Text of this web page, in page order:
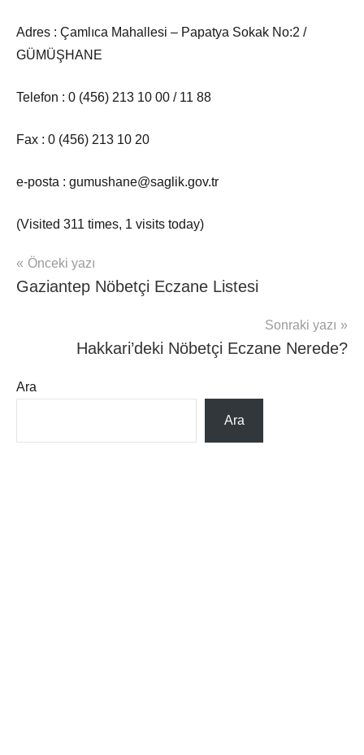
Adres : Çamlıca Mahallesi – Papatya Sokak No:2 /
GÜMÜŞHANE
Telefon : 0 (456) 213 10 00 / 11 88
Fax : 0 (456) 213 10 20
e-posta : gumushane@saglik.gov.tr
(Visited 311 times, 1 visits today)
nöbetçi
eczaneler
Yazı
gezinmesi
Önceki yazı
Gaziantep Nöbetçi Eczane Listesi
Sonraki yazı
Hakkari’deki Nöbetçi Eczane Nerede?
Ara
Ara